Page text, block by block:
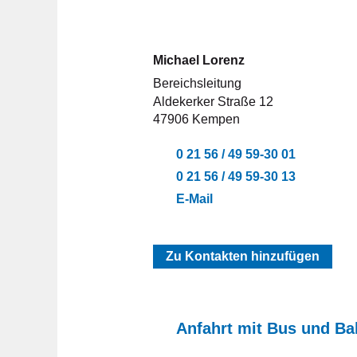
Michael Lorenz
Bereichsleitung
Aldekerker Straße 12
47906 Kempen
0 21 56 / 49 59-30 01
0 21 56 / 49 59-30 13
E-Mail
Zu Kontakten hinzufügen
Anfahrt mit Bus und